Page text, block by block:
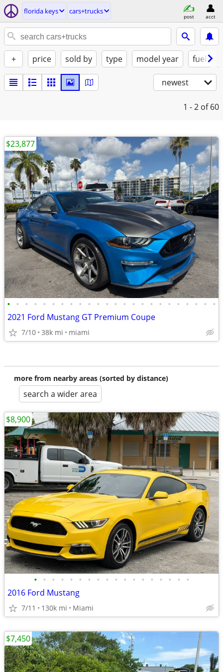
florida keys cars+trucks
post acct
+ price sold by type model year fuel
newest
1 - 2 of 60
• • • • • • • • • • • • • • • • • • • • • • • •
2021 Ford Mustang GT Premium Coupe
7/10 38k mi miami
$23,877
more from nearby areas (sorted by distance)
search a wider area
• • • • • • • • • • • • • • • • • •
2016 Ford Mustang
7/11 130k mi Miami
$8,900
$7,450